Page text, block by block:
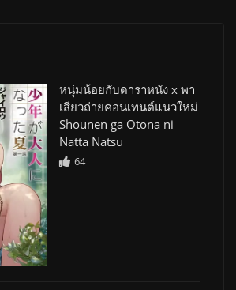
หนุ่มน้อยกับดาราหนัง x พา
เสียวถ่ายคอนเทนต์แนวใหม่
Shounen ga Otona ni
Natta Natsu
64